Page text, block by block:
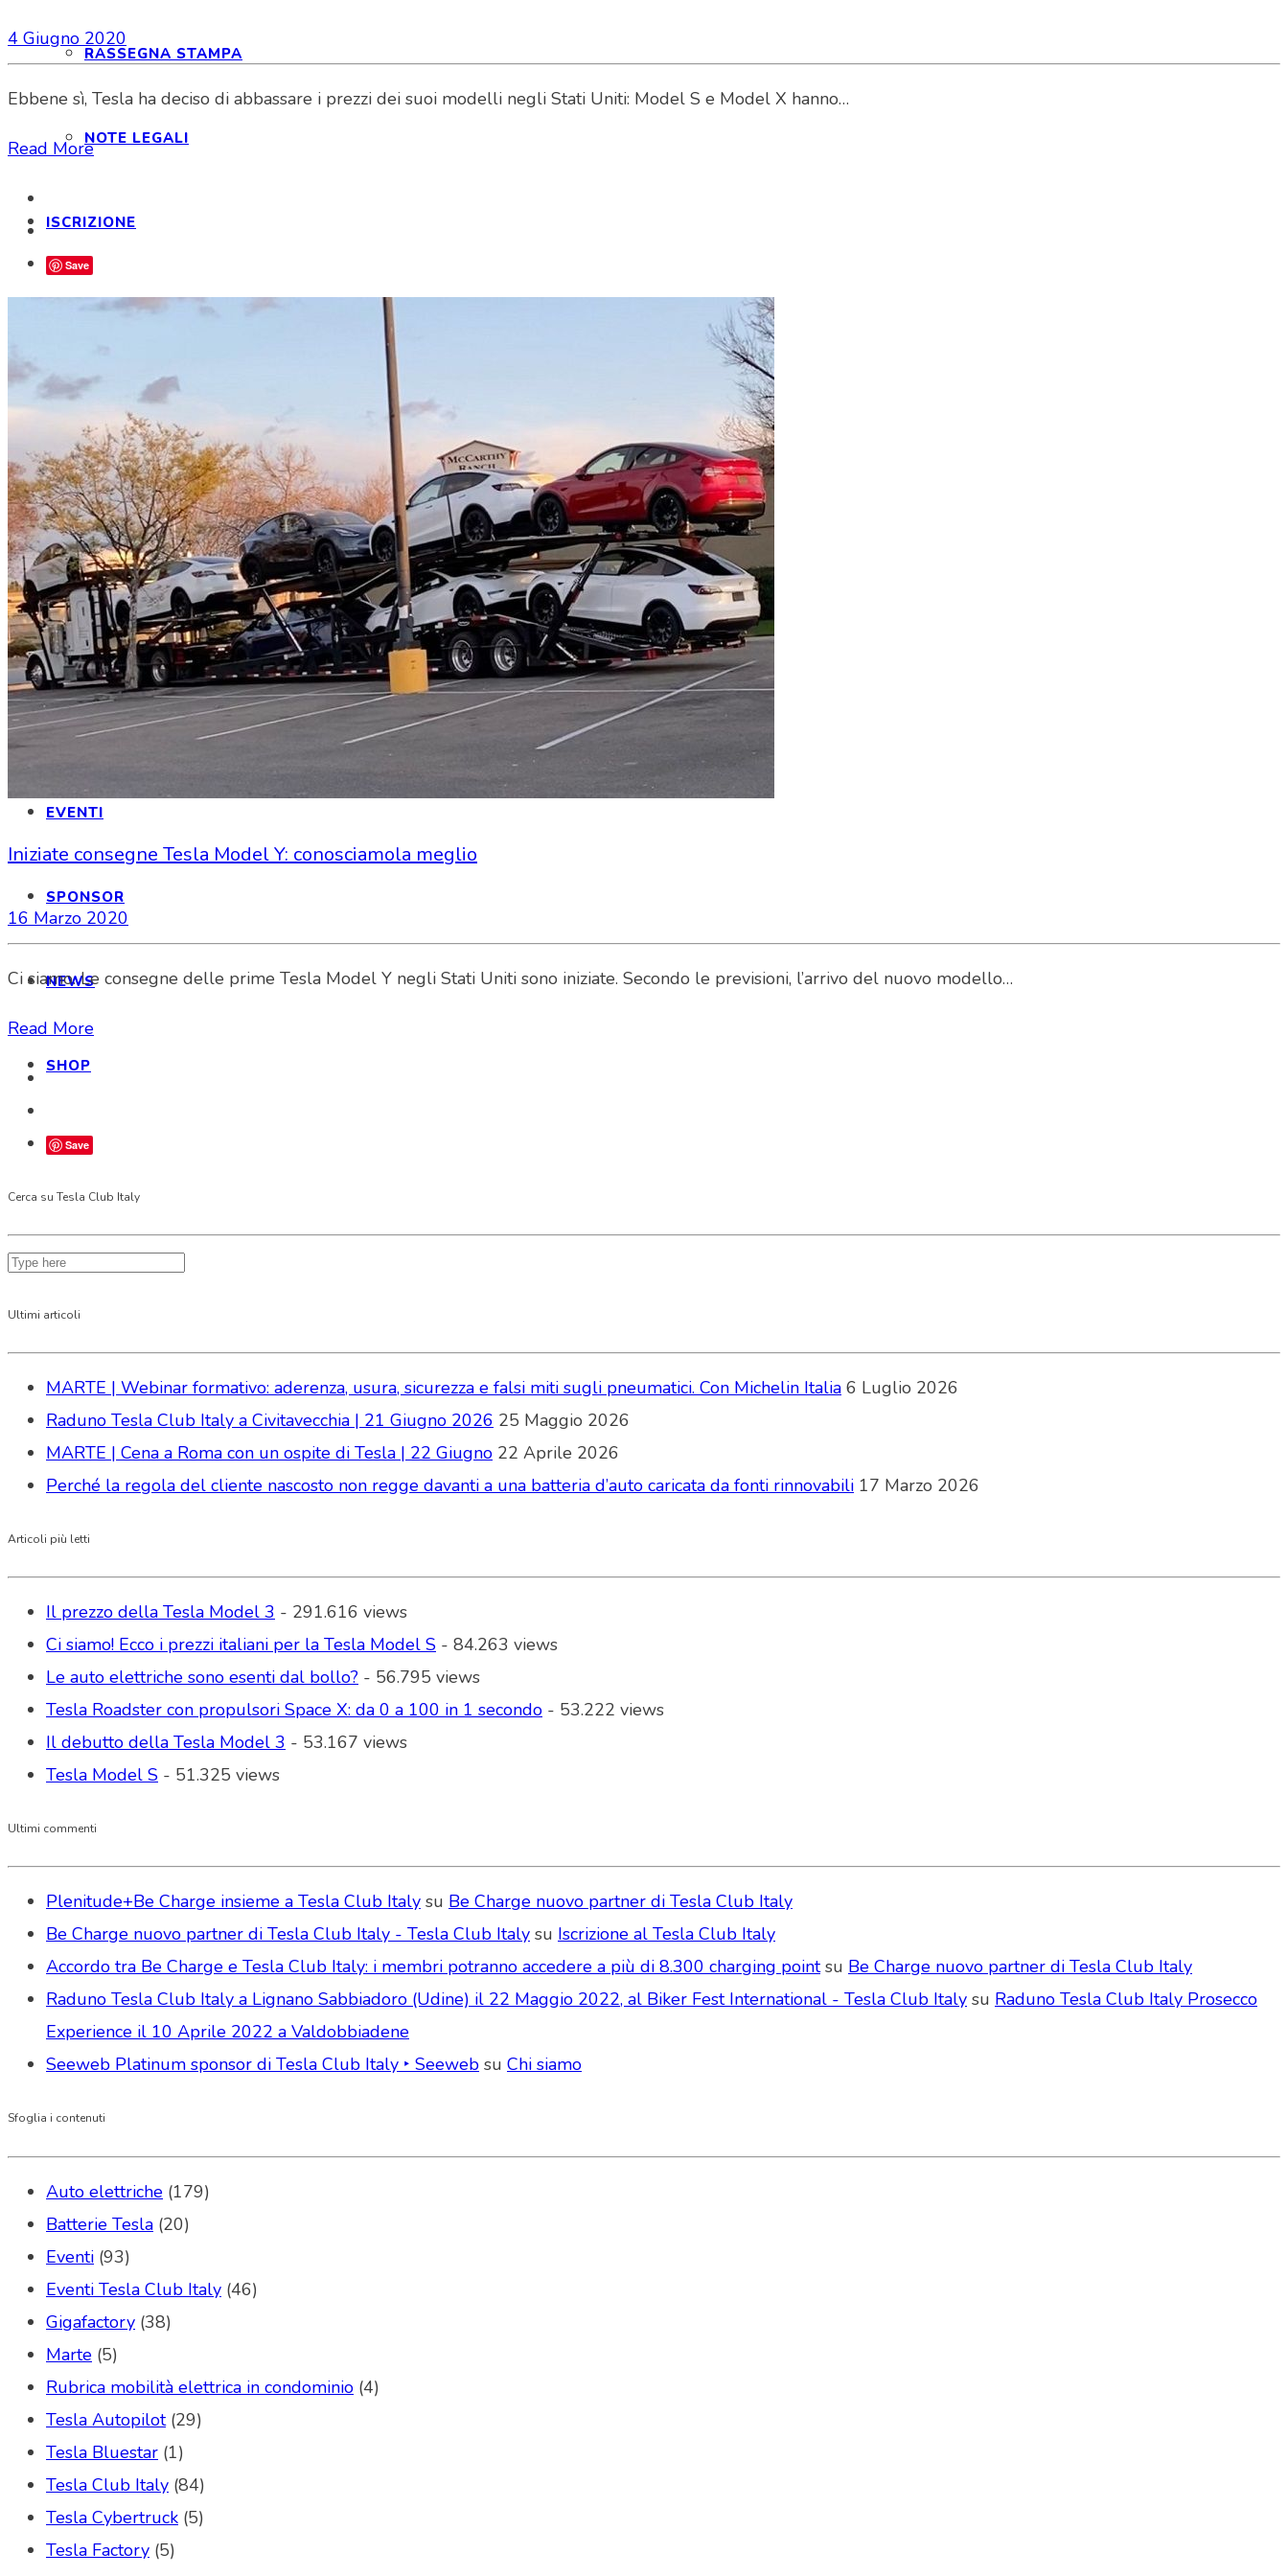
RASSEGNA STAMPA
NOTE LEGALI
ISCRIZIONE
ISCRIZIONE E FAQ
STATUTO
CONVENZIONI
MARTE
INFORMAZIONI
LOGIN
EVENTI
SPONSOR
NEWS
SHOP
4 Giugno 2020
Ebbene sì, Tesla ha deciso di abbassare i prezzi dei suoi modelli negli Stati Uniti: Model S e Model X hanno…
Read More
Save
Iniziate consegne Tesla Model Y: conosciamola meglio
16 Marzo 2020
Ci siamo. Le consegne delle prime Tesla Model Y negli Stati Uniti sono iniziate. Secondo le previsioni, l’arrivo del nuovo modello…
Read More
Save
Cerca su Tesla Club Italy
Ultimi articoli
MARTE | Webinar formativo: aderenza, usura, sicurezza e falsi miti sugli pneumatici. Con Michelin Italia 6 Luglio 2026
Raduno Tesla Club Italy a Civitavecchia | 21 Giugno 2026 25 Maggio 2026
MARTE | Cena a Roma con un ospite di Tesla | 22 Giugno 22 Aprile 2026
Perché la regola del cliente nascosto non regge davanti a una batteria d’auto caricata da fonti rinnovabili 17 Marzo 2026
Articoli più letti
Il prezzo della Tesla Model 3 - 291.616 views
Ci siamo! Ecco i prezzi italiani per la Tesla Model S - 84.263 views
Le auto elettriche sono esenti dal bollo? - 56.795 views
Tesla Roadster con propulsori Space X: da 0 a 100 in 1 secondo - 53.222 views
Il debutto della Tesla Model 3 - 53.167 views
Tesla Model S - 51.325 views
Ultimi commenti
Plenitude+Be Charge insieme a Tesla Club Italy su Be Charge nuovo partner di Tesla Club Italy
Be Charge nuovo partner di Tesla Club Italy - Tesla Club Italy su Iscrizione al Tesla Club Italy
Accordo tra Be Charge e Tesla Club Italy: i membri potranno accedere a più di 8.300 charging pointsu Be Charge nuovo partner di Tesla Club Italy
Raduno Tesla Club Italy a Lignano Sabbiadoro (Udine) il 22 Maggio 2022, al Biker Fest International - Tesla Club Italy su Raduno Tesla Club Italy Prosecco
Experience il 10 Aprile 2022 a Valdobbiadene
Seeweb Platinum sponsor di Tesla Club Italy ‣ Seeweb su Chi siamo
Sfoglia i contenuti
Auto elettriche (179)
Batterie Tesla (20)
Eventi (93)
Eventi Tesla Club Italy (46)
Gigafactory (38)
Marte (5)
Rubrica mobilità elettrica in condominio (4)
Tesla Autopilot(29)
Tesla Bluestar (1)
Tesla Club Italy (84)
Tesla Cybertruck (5)
Tesla Factory (5)